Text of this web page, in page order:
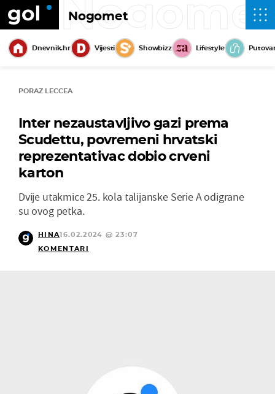
Nogomet
Dnevnik.hr Vijesti Showbizz Lifestyle
PORAZ LECCEA
Inter nezaustavljivo gazi prema
Scudettu, povremeni hrvatski
reprezentativac dobio crveni
karton
Dvije utakmice 25. kola talijanske Serie A odigrane
su ovog petka.
HINA16.02.2024 @ 23:07
KOMENTARI